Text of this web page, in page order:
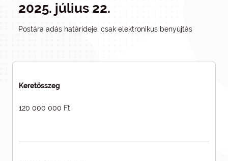
2025. július 22.
Postára adás határideje: csak elektronikus benyújtás
Keretösszeg
120 000 000 Ft